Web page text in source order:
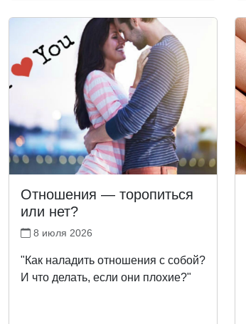
Отношения — торопиться
или нет?
8 июля 2026
"Как наладить отношения с собой?
И что делать, если они плохие?"